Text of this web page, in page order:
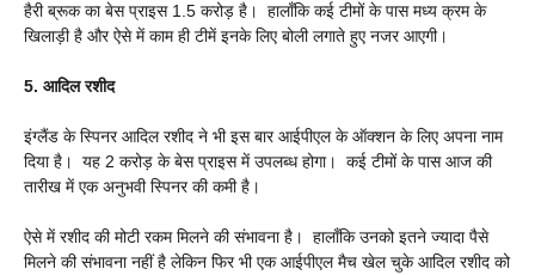
हैरी ब्रूक का बेस प्राइस 1.5 करोड़ है। हालाँकि कई टीमों के पास मध्य क्रम के
खिलाड़ी है और ऐसे में काम ही टीमें इनके लिए बोली लगाते हुए नजर आएगी।
5. आदिल रशीद
इंग्लैंड के स्पिनर आदिल रशीद ने भी इस बार आईपीएल के ऑक्शन के लिए अपना नाम
दिया है। यह 2 करोड़ के बेस प्राइस में उपलब्ध होगा। कई टीमों के पास आज की
तारीख में एक अनुभवी स्पिनर की कमी है।
ऐसे में रशीद की मोटी रकम मिलने की संभावना है। हालाँकि उनको इतने ज्यादा पैसे
मिलने की संभावना नहीं है लेकिन फिर भी एक आईपीएल मैच खेल चुके आदिल रशीद को